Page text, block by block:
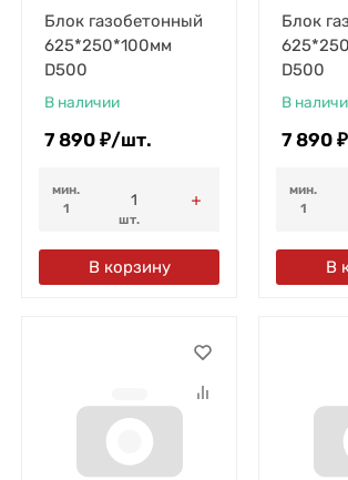
Блок газобетонный
625*250*100мм
D500
В наличии
7 890 ₽/шт.
мин.
1
шт.
В корзину
Блок
D500
В
7 890 ₽
мин.
1
В